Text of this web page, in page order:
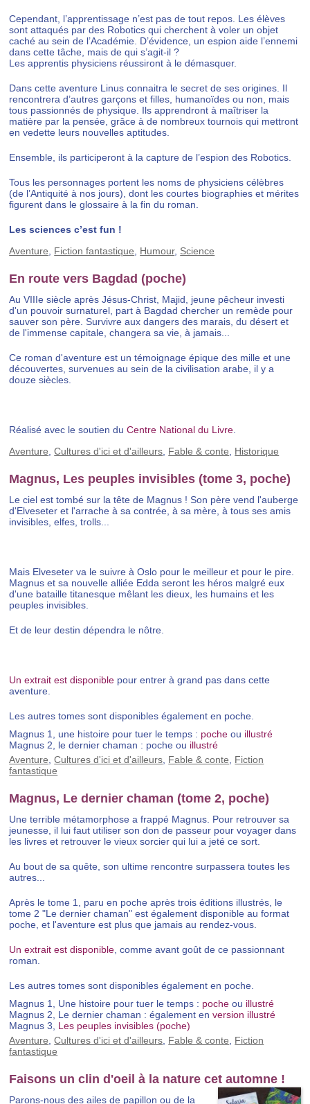
Cependant, l’apprentissage n’est pas de tout repos. Les élèves
sont attaqués par des Robotics qui cherchent à voler un objet
caché au sein de l’Académie. D’évidence, un espion aide l’ennemi
dans cette tâche, mais de qui s’agit-il ?
Les apprentis physiciens réussiront à le démasquer.
Dans cette aventure Linus connaitra le secret de ses origines. Il
rencontrera d’autres garçons et filles, humanoïdes ou non, mais
tous passionnés de physique. Ils apprendront à maîtriser la
matière par la pensée, grâce à de nombreux tournois qui mettront
en vedette leurs nouvelles aptitudes.
Ensemble, ils participeront à la capture de l’espion des Robotics.
Tous les personnages portent les noms de physiciens célèbres
(de l’Antiquité à nos jours), dont les courtes biographies et mérites
figurent dans le glossaire à la fin du roman.
Les sciences c’est fun !
Aventure
Fiction fantastique Humour, Science
En route vers Bagdad (poche)
Au VIIIe siècle après Jésus-Christ, Majid, jeune pêcheur investi
d'un pouvoir surnaturel, part à Bagdad chercher un remède pour
sauver son père. Survivre aux dangers des marais, du désert et
de l'immense capitale, changera sa vie, à jamais...
Ce roman d'aventure est un témoignage épique des mille et une
découvertes, survenues au sein de la civilisation arabe, il y a
douze siècles.
Réalisé avec le soutien du Centre National du Livre
Aventure ,Cultures d'ici et d'ailleurs Fable & conte Historique
Magnus, Les peuples invisibles (tome 3, poche)
Le ciel est tombé sur la tête de Magnus ! Son père vend l'auberge
d'Elveseter et l'arrache à sa contrée, à sa mère, à tous ses amis
invisibles, elfes, trolls...
Mais Elveseter va le suivre à Oslo pour le meilleur et pour le pire.
Magnus et sa nouvelle alliée Edda seront les héros malgré eux
d'une bataille titanesque mêlant les dieux, les humains et les
peuples invisibles.
Et de leur destin dépendra le nôtre.
Un extrait est disponible pour entrer à grand pas dans cette
aventure.
Les autres tomes sont disponibles également en poche.
Magnus 1, une histoire pour tuer le temps : poche ou illustré
Magnus 2, le dernier chaman : poche ou illustré
Aventure ,Cultures d'ici et d'ailleurs Fable & conte
Fiction
fantastique
Magnus, Le dernier chaman (tome 2, poche)
Une terrible métamorphose a frappé Magnus. Pour retrouver sa
jeunesse, il lui faut utiliser son don de passeur pour voyager dans
les livres et retrouver le vieux sorcier qui lui a jeté ce sort.
Au bout de sa quête, son ultime rencontre surpassera toutes les
autres...
Après le tome 1, paru en poche après trois éditions illustrés, le
tome 2 "Le dernier chaman" est également disponible au format
poche, et l'aventure est plus que jamais au rendez-vous.
Un extrait est disponible , comme avant goût de ce passionnant
roman.
Les autres tomes sont disponibles également en poche.
Magnus 1, Une histoire pour tuer le temps : poche ou illustré
Magnus 2, Le dernier chaman : également enversion illustré
Magnus 3, Les peuples invisibles (poche)
Aventure ,Cultures d'ici et d'ailleurs Fable & conte
Fiction
fantastique
Faisons un clin d'oeil à la nature cet automne !
Parons-nous des ailes de papillon ou de la